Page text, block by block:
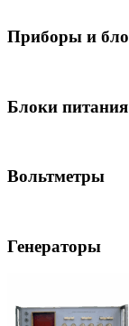
Приборы и
Блоки питания
Вольтметры
Генераторы